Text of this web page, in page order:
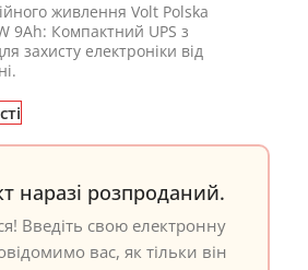
живлення Volt Polska
9Ah: Компактний UPS з
захисту електроніки від
наразі розпроданий.
Введіть свою електронну
вас, як тільки він